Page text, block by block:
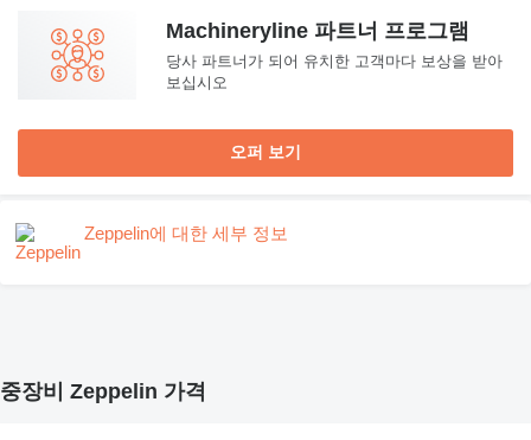
Machineryline 파트너 프로그램
당사 파트너가 되어 유치한 고객마다 보상을 받아
보십시오
오퍼 보기
Zeppelin에 대한 세부 정보
중장비 Zeppelin 가격